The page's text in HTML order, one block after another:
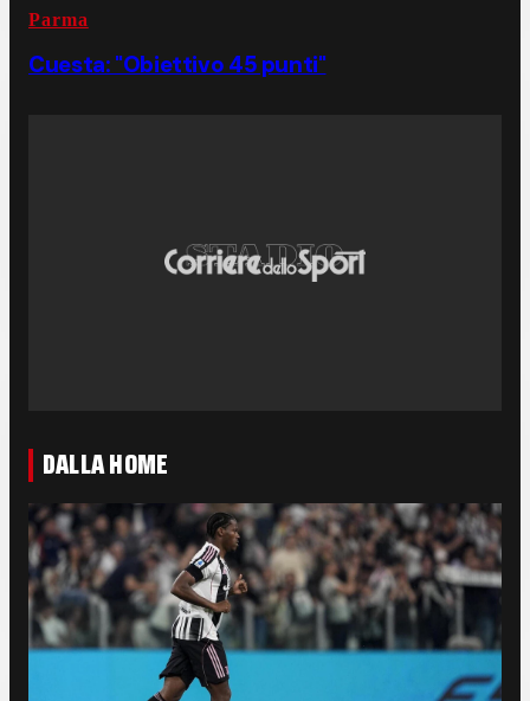
Parma
Cuesta: "Obiettivo 45 punti"
DALLA HOME